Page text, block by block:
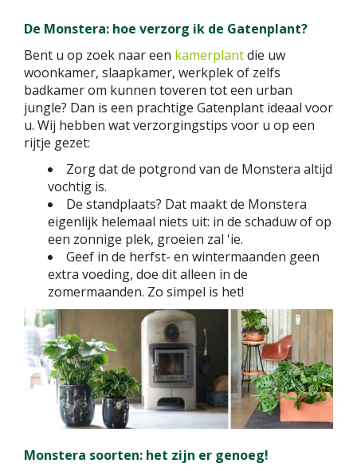
De Monstera: hoe verzorg ik de Gatenplant?
Bent u op zoek naar een kamerplantdie uw
woonkamer, slaapkamer, werkplek of zelfs
badkamer om kunnen toveren tot een urban
jungle? Dan is een prachtige Gatenplant ideaal voor
u. Wij hebben wat verzorgingstips voor u op een
rijtje gezet:
Zorg dat de potgrond van de Monstera altijd
vochtig is.
De standplaats? Dat maakt de Monstera
eigenlijk helemaal niets uit: in de schaduw of op
een zonnige plek, groeien zal 'ie.
Geef in de herfst- en wintermaanden geen
extra voeding, doe dit alleen in de
zomermaanden. Zo simpel is het!
Monstera soorten: het zijn er genoeg!